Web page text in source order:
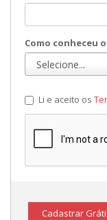
Como conheceu
Li e aceito os
Cadastrar